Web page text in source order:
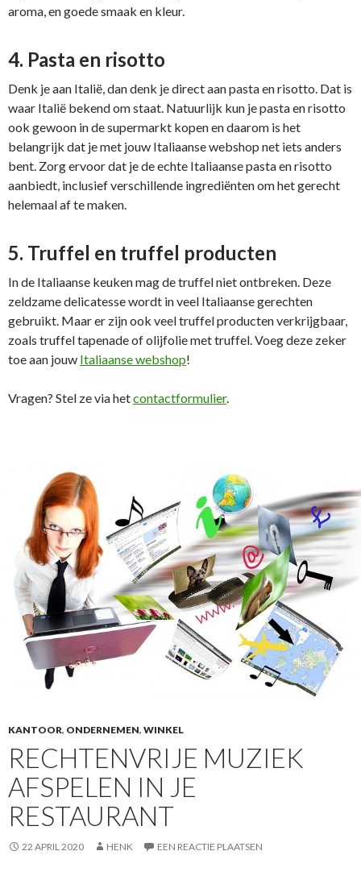
aroma, en goede smaak en kleur.
4. Pasta en risotto
Denk je aan Italië, dan denk je direct aan pasta en risotto. Dat is
waar Italië bekend om staat. Natuurlijk kun je pasta en risotto
ook gewoon in de supermarkt kopen en daarom is het
belangrijk dat je met jouw Italiaanse webshop net iets anders
bent. Zorg ervoor dat je de echte Italiaanse pasta en risotto
aanbiedt, inclusief verschillende ingrediënten om het gerecht
helemaal af te maken.
5. Truffel en truffel producten
In de Italiaanse keuken mag de truffel niet ontbreken. Deze
zeldzame delicatesse wordt in veel Italiaanse gerechten
gebruikt. Maar er zijn ook veel truffel producten verkrijgbaar,
zoals truffel tapenade of olijfolie met truffel. Voeg deze zeker
toe aan jouw Italiaanse webshop!
Vragen? Stel ze via hetcontactformulier.
KANTOOR, ONDERNEMEN, WINKEL
RECHTENVRIJE MUZIEK
AFSPELEN IN JE
RESTAURANT
22 APRIL 2020 HENK EEN REACTIE PLAATSEN